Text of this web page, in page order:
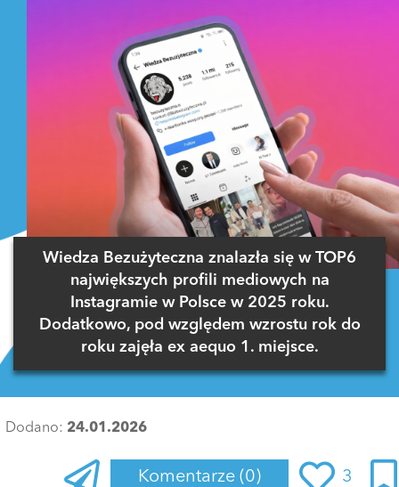
Wiedza Bezużyteczna znalazła się w TOP6
największych profili mediowych na
Instagramie w Polsce w 2025 roku.
Dodatkowo, pod względem wzrostu rok do
roku zajęła ex aequo 1. miejsce.
Dodano: 24.01.2026
Komentarze (0) 3